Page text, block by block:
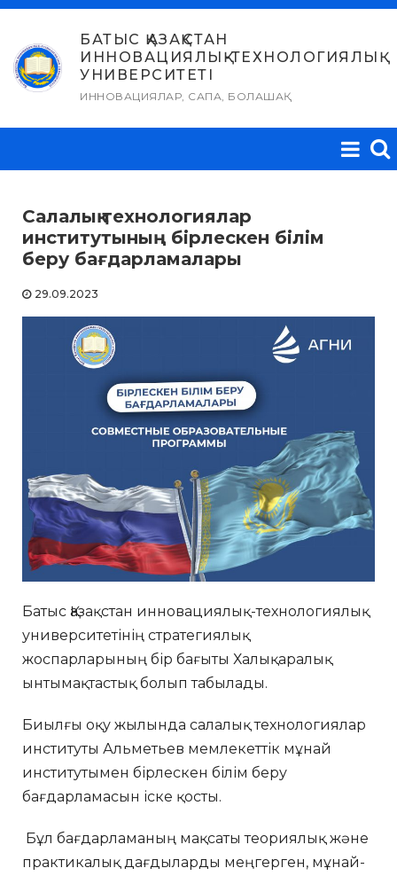
Skip
content
БАТЫС ҚАЗАҚСТАН
ИННОВАЦИЯЛЫҚ-ТЕХНОЛОГИЯЛЫҚ
УНИВЕРСИТЕТІ
ИННОВАЦИЯЛАР, САПА, БОЛАШАҚ
Салалық технологиялар
институтының бірлескен білім
беру бағдарламалары
29.09.2023
Батыс Қазақстан инновациялық-технологиялық
университетінің стратегиялық
жоспарларының бір бағыты Халықаралық
ынтымақтастық болып табылады.
Биылғы оқу жылында салалық технологиялар
институты Альметьев мемлекеттік мұнай
институтымен бірлескен білім беру
бағдарламасын іске қосты.
Бұл бағдарламаның мақсаты теориялық және
практикалық дағдыларды меңгерген, мұнай-